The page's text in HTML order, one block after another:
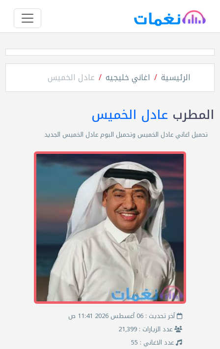
الرئيسية اغاني خليجيه عادل الخميس
المطرب عادل الخميس
تحميل اغاني عادل الخميس وتحميل البوم عادل الخميس الجديد
آخر تحديث : 06 أغسطس 2026 11:41 ص
عدد الزيارات : 21,399
عدد الاغاني : 55